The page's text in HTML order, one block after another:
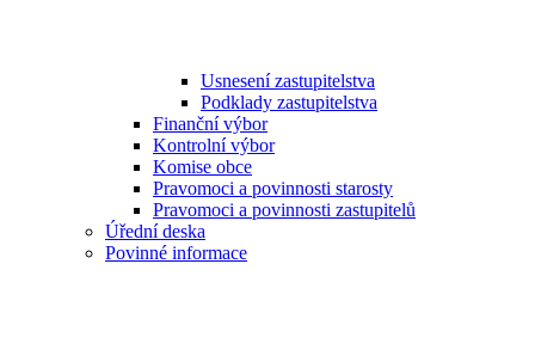
Usnesení zastupitelstva
Podklady zastupitelstva
Finanční výbor
Kontrolní výbor
Komise obce
Pravomoci a povinnosti starosty
Pravomoci a povinnosti zastupitelů
Úřední deska
Povinné informace